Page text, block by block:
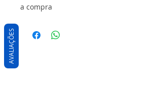
a compra
AVALIAÇÕES